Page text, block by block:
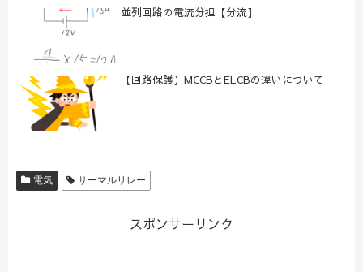
並列回路の電流分担【分流】
【回路保護】MCCBとELCBの違いについて
電気 サーマルリレー
スポンサーリンク